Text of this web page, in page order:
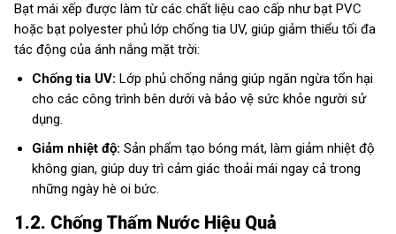
Bạt mái xếp được làm từ các chất liệu cao cấp như bạt PVC
hoặc bạt polyester phủ lớp chống tia UV, giúp giảm thiểu tối đa
tác động của ánh nắng mặt trời:
Chống tia UV: Lớp phủ chống nắng giúp ngăn ngừa tổn hại
cho các công trình bên dưới và bảo vệ sức khỏe người sử
dụng.
Giảm nhiệt độ: Sản phẩm tạo bóng mát, làm giảm nhiệt độ
không gian, giúp duy trì cảm giác thoải mái ngay cả trong
những ngày hè oi bức.
1.2. Chống Thấm Nước Hiệu Quả